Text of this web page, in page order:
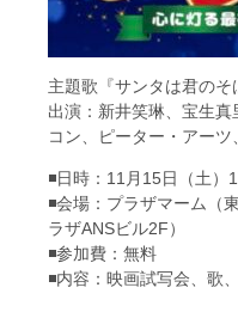
主題歌『サンタは君のそ
出演：新井笑琳、宝生
コン、ピーター・アーツ
◾️日時：11月15日（土）
◾️会場：プラザマーム（
ラザANSビル2F）
◾️参加費：無料
◾️内容：映画試写会、歌